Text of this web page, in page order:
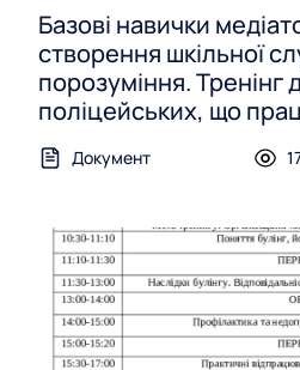
Базові навички
створення шкільної
порозуміння. Тренінг
поліцейських, що
Документ